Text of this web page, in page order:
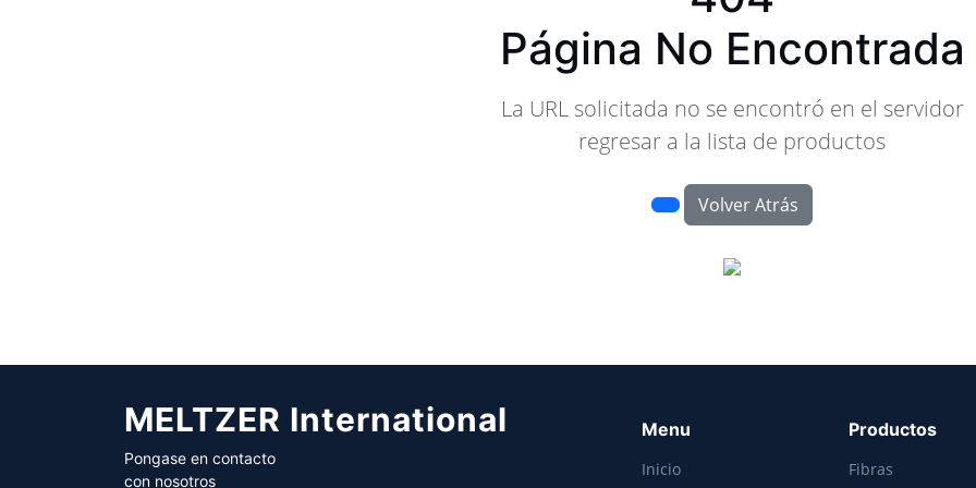
Página No Encontrada
La URL solicitada no se encontró en el servidor
regresar a la lista de productos
Volver Atrás
MELTZER International
Pongase en contacto
con nosotros
Menu
Inicio
Productos
Fibras